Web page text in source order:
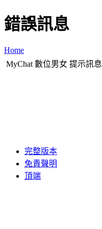
錯誤訊息
Home
MyChat 數位男女 提示訊息
完整版本
免責聲明
頂端